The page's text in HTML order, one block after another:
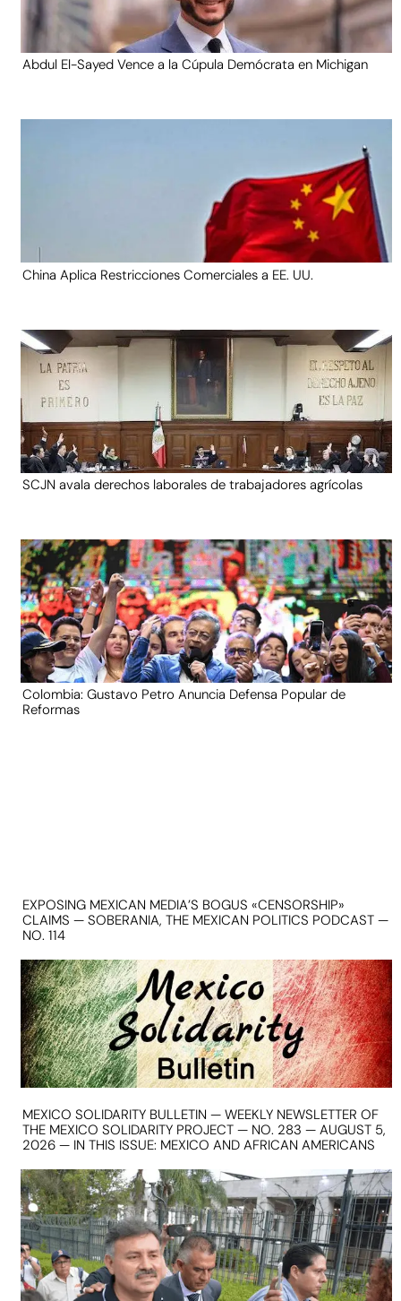
Abdul El-Sayed Vence a la Cúpula Demócrata en Michigan
China Aplica Restricciones Comerciales a EE. UU.
SCJN avala derechos laborales de trabajadores agrícolas
Colombia: Gustavo Petro Anuncia Defensa Popular de
Reformas
EXPOSING MEXICAN MEDIA’S BOGUS «CENSORSHIP»
CLAIMS — SOBERANIA, THE MEXICAN POLITICS PODCAST —
NO. 114
MEXICO SOLIDARITY BULLETIN — WEEKLY NEWSLETTER OF
THE MEXICO SOLIDARITY PROJECT — NO. 283 — AUGUST 5,
2026 — IN THIS ISSUE: MEXICO AND AFRICAN AMERICANS